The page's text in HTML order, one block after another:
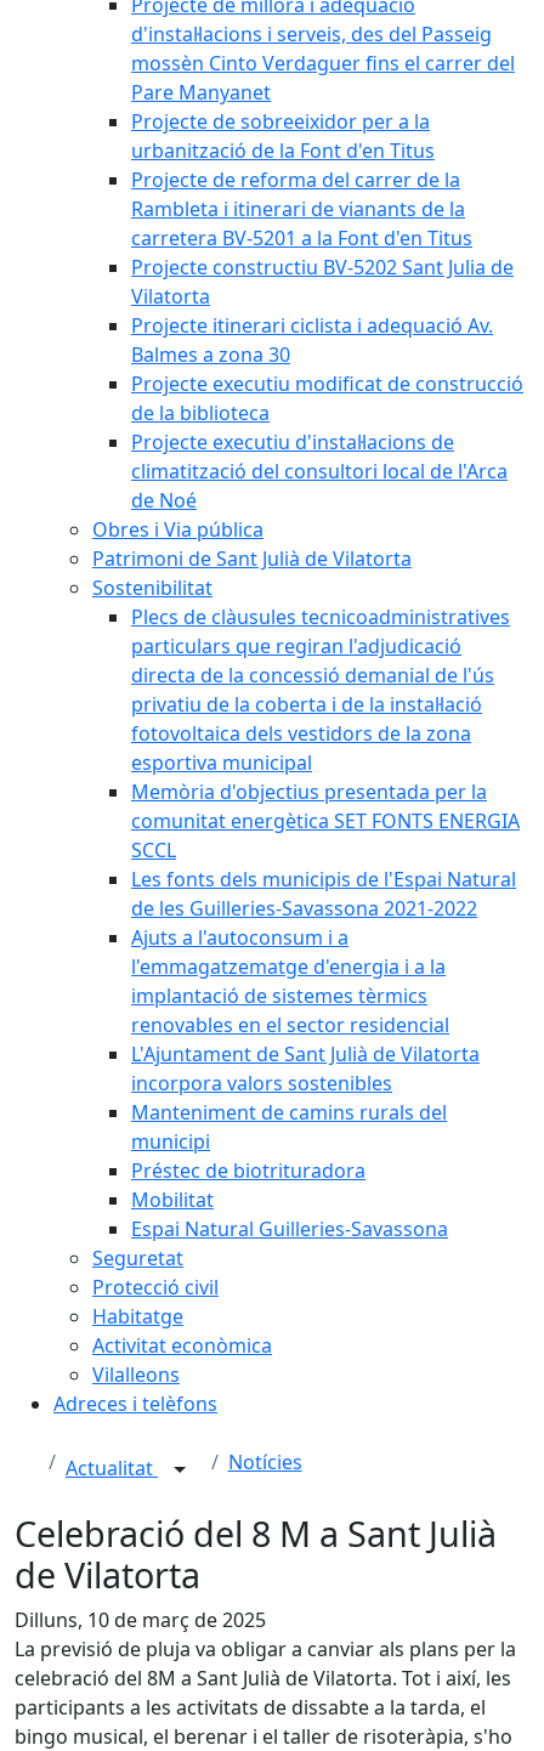
d'instal·lacions i serveis, des del Passeig
mossèn Cinto Verdaguer fins el carrer del
Pare Manyanet
Projecte de sobreeixidor per a la
urbanització de la Font d'en Titus
Projecte de reforma del carrer de la
Rambleta i itinerari de vianants de la
carretera BV-5201 a la Font d'en Titus
Projecte constructiu BV-5202 Sant Julia de
Vilatorta
Projecte itinerari ciclista i adequació Av.
Balmes a zona 30
Projecte executiu modificat de construcció
de la biblioteca
Projecte executiu d'instal·lacions de
climatització del consultori local de l'Arca
de Noé
Obres i Via pública
Patrimoni de Sant Julià de Vilatorta
Sostenibilitat
Plecs de clàusules tecnicoadministratives
particulars que regiran l'adjudicació
directa de la concessió demanial de l'ús
privatiu de la coberta i de la instal·lació
fotovoltaica dels vestidors de la zona
esportiva municipal
Memòria d'objectius presentada per la
comunitat energètica SET FONTS ENERGIA
SCCL
Les fonts dels municipis de l'Espai Natural
de les Guilleries-Savassona 2021-2022
Ajuts a l'autoconsum i a
l'emmagatzematge d'energia i a la
implantació de sistemes tèrmics
renovables en el sector residencial
L'Ajuntament de Sant Julià de Vilatorta
incorpora valors sostenibles
Manteniment de camins rurals del
municipi
Préstec de biotrituradora
Mobilitat
Espai Natural Guilleries-Savassona
Seguretat
Protecció civil
Habitatge
Activitat econòmica
Vilalleons
Adreces i telèfons
Actualitat Notícies
Celebració del 8 M a Sant Julià
de Vilatorta
Dilluns, 10 de març de 2025
La previsió de pluja va obligar a canviar als plans per la
celebració del 8M a Sant Julià de Vilatorta. Tot i així, les
participants a les activitats de dissabte a la tarda, el
bingo musical, el berenar i el taller de risoteràpia, s'ho